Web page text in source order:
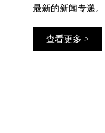
最新的新闻专递。
查看更多 >